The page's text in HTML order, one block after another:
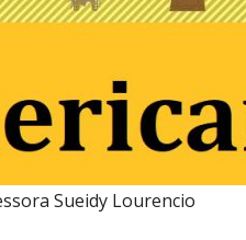
Sueidy Lourencio